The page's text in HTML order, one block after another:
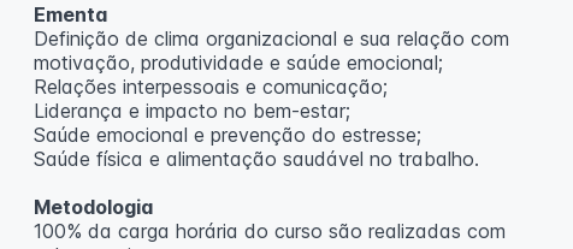
Ementa
Definição de clima organizacional e sua relação com
motivação, produtividade e saúde emocional;
Relações interpessoais e comunicação;
Liderança e impacto no bem-estar;
Saúde emocional e prevenção do estresse;
Saúde física e alimentação saudável no trabalho.
Metodologia
100% da carga horária do curso são realizadas com